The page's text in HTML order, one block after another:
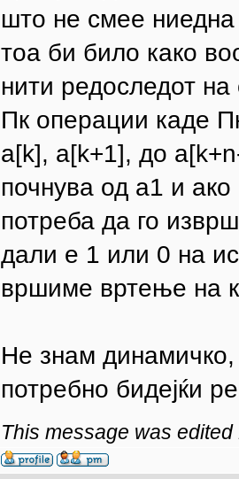
што не смее ниедна
тоа би било како
нити редоследот
Пк операции каде
a[k], a[k+1], до
почнува од а1 и
потреба да го
дали е 1 или 0 на
вршиме вртење на
Не знам
потребно бидејќи
This message was